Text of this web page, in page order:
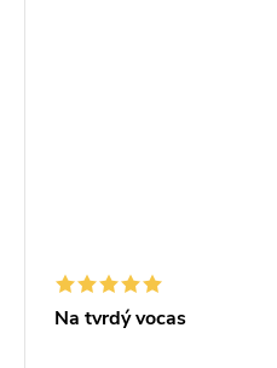
Na tvrdý vocas